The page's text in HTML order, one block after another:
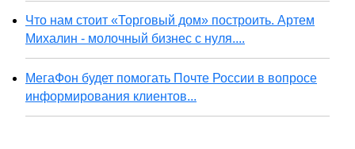
Что нам стоит «Торговый дом» построить. Артем
Михалин - молочный бизнес с нуля....
МегаФон будет помогать Почте России в вопросе
информирования клиентов...